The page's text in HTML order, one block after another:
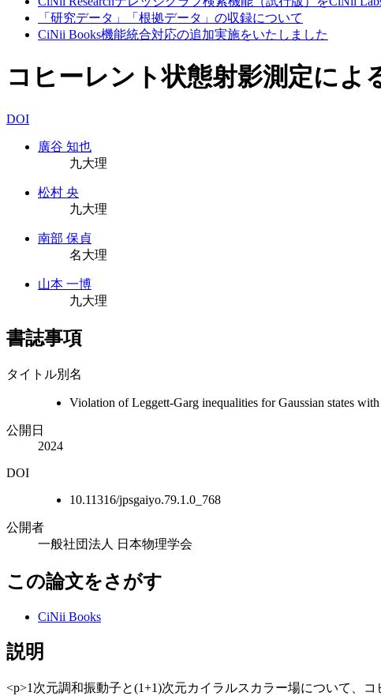
「研究データ」「根拠データ」の収録について
CiNii Books機能統合対応の追加実施をいたしました
コヒーレント状態射影測定によ
DOI
廣谷 知也
九大理
松村 央
九大理
南部 保貞
名大理
山本 一博
九大理
書誌事項
タイトル別名
Violation of Leggett-Garg inequalities for Gaussian states
公開日
2024
DOI
10.11316/jpsgaiyo.79.1.0_768
公開者
一般社団法人 日本物理学会
この論文をさがす
CiNii Books
説明
<p>1次元調和振動子と(1+1)次元カイラルスカラー場について、